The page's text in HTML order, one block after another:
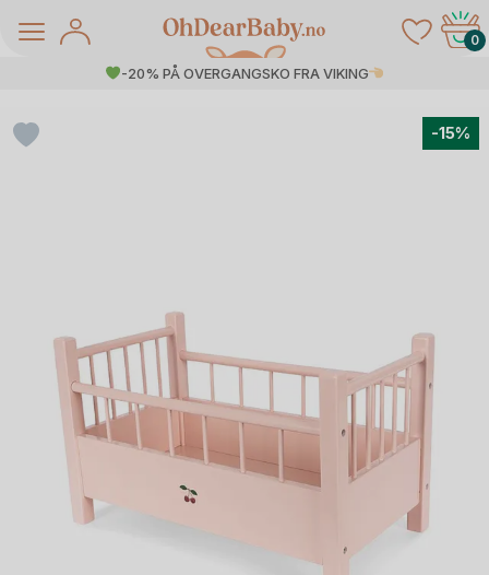
0
-20% PÅ OVERGANGSKO FRA VIKING
Salg
-15%